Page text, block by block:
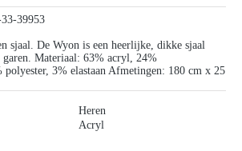
39953
sjaal. De Wyon is een heerlijke, dikke sjaal
garen. Materiaal: 63% acryl, 24%
3% elastaan Afmetingen: 180 cm x 25
Heren
Acryl